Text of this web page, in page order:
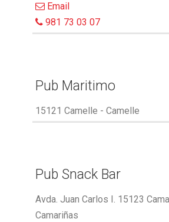
Email
981 73 03 07
Pub Maritimo
15121 Camelle - Camelle
Pub Snack Bar
Avda. Juan Carlos I. 15123
Camariñas